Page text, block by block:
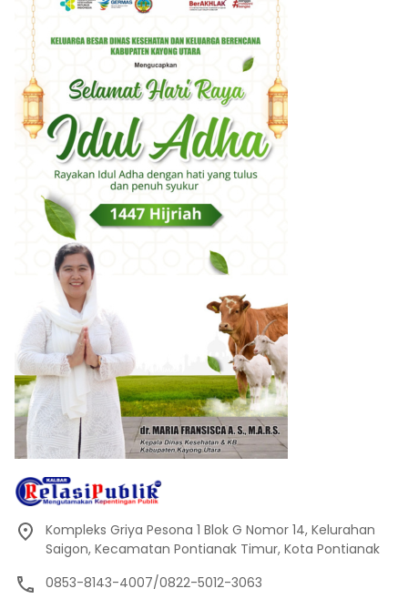
Kompleks Griya Pesona 1 Blok G Nomor 14, Kelurahan
Saigon, Kecamatan Pontianak Timur, Kota Pontianak
0853-8143-4007/0822-5012-3063